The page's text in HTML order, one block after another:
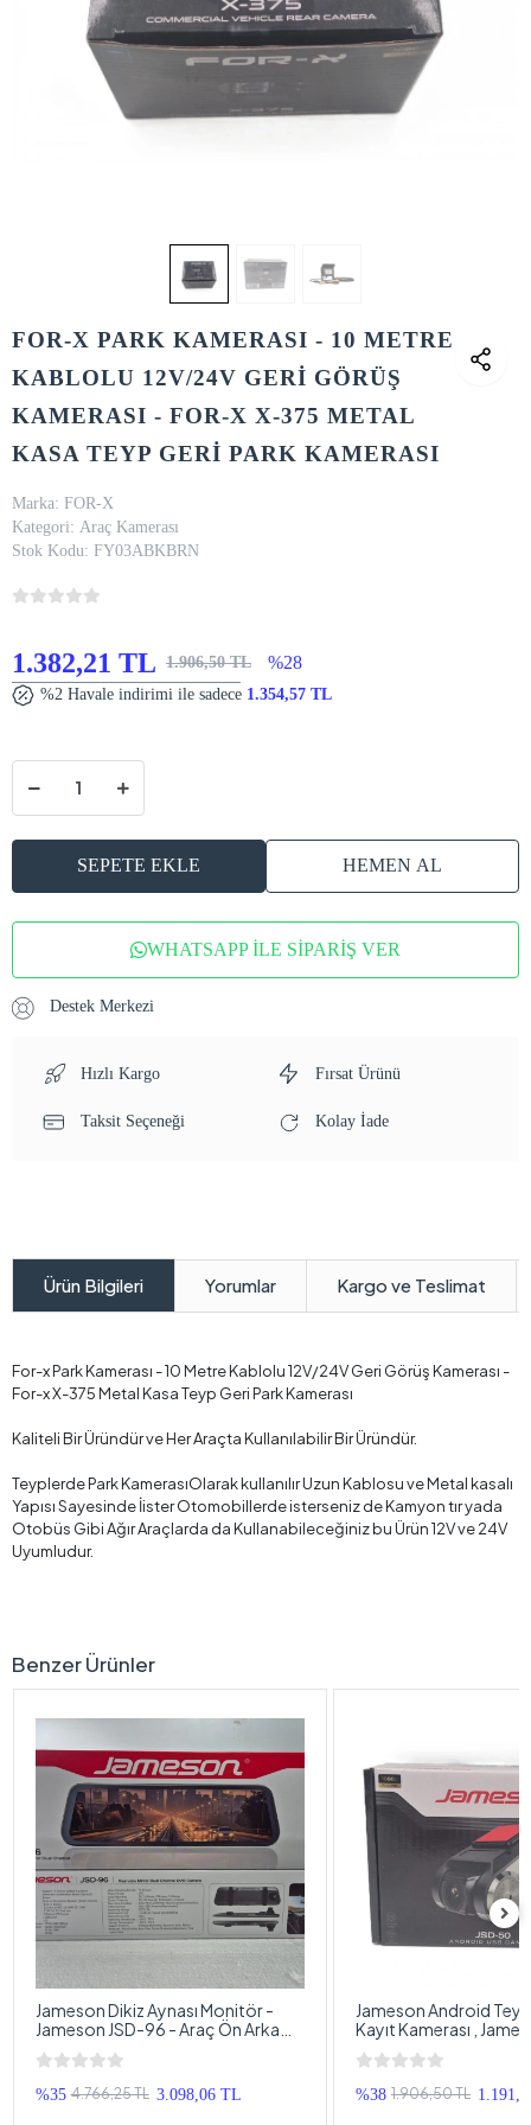
FOR-X PARK KAMERASI - 10 METRE
KABLOLU 12V/24V GERİ GÖRÜŞ
KAMERASI - FOR-X X-375 METAL
KASA TEYP GERİ PARK KAMERASI
Marka: FOR-X
Kategori: Araç Kamerası
Stok Kodu: FY03ABKBRN
1.382,21 TL 1.906,50 TL %28
%2 Havale indirimi ile sadece 1.354,57 TL
SEPETE EKLE HEMEN AL
WHATSAPP İLE SİPARİŞ VER
Destek Merkezi
Hızlı Kargo Fırsat Ürünü
Taksit Seçeneği Kolay İade
Ürün Bilgileri Yorumlar Kargo ve Teslimat
For-x Park Kamerası - 10 Metre Kablolu 12V/24V Geri Görüş Kamerası -
For-x X-375 Metal Kasa Teyp Geri Park Kamerası
Kaliteli Bir Üründür ve Her Araçta Kullanılabilir Bir Üründür.
Teyplerde Park KamerasıOlarak kullanılır Uzun Kablosu ve Metal kasalı
Yapısı Sayesinde İister Otomobillerde isterseniz de Kamyon tır yada
Otobüs Gibi Ağır Araçlarda da Kullanabileceğiniz bu Ürün 12V ve 24V
Uyumludur.
Benzer Ürünler
Jameson Dikiz Aynası Monitör -
Jameson JSD-96 - Araç Ön Arka
Kamera Kayıt , Park Kameralı Full
HD Kameralı Ekran
%35 4.766,25 TL 3.098,06 TL
Jameson Android
Kayıt Kamerası ,
Araç Yol Kayıt
Multimedya Araç Kayıt
%38 1.906,50 TL